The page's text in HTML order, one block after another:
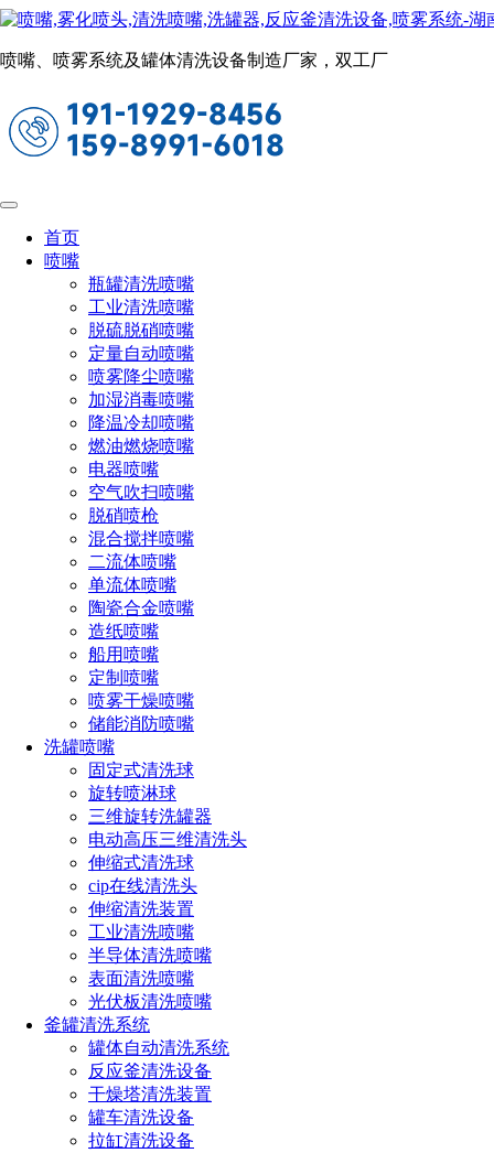
喷嘴、喷雾系统及罐体清洗设备制造厂家，双工厂
首页
喷嘴
瓶罐清洗喷嘴
工业清洗喷嘴
脱硫脱硝喷嘴
定量自动喷嘴
喷雾降尘喷嘴
加湿消毒喷嘴
降温冷却喷嘴
燃油燃烧喷嘴
电器喷嘴
空气吹扫喷嘴
脱硝喷枪
混合搅拌喷嘴
二流体喷嘴
单流体喷嘴
陶瓷合金喷嘴
造纸喷嘴
船用喷嘴
定制喷嘴
喷雾干燥喷嘴
储能消防喷嘴
洗罐喷嘴
固定式清洗球
旋转喷淋球
三维旋转洗罐器
电动高压三维清洗头
伸缩式清洗球
cip在线清洗头
伸缩清洗装置
工业清洗喷嘴
半导体清洗喷嘴
表面清洗喷嘴
光伏板清洗喷嘴
釜罐清洗系统
罐体自动清洗系统
反应釜清洗设备
干燥塔清洗装置
罐车清洗设备
拉缸清洗设备
瓶罐清洗喷嘴
最大清洗罐容器直径6米
槽罐、配液罐、CIP 罐、发酵罐、细胞培
养罐、搅拌罐、反应釜、吨桶等容器
技术参数：
制造材料：316L不锈
钢/PPS/PEEK
工作压力：4-15 bar
最高工作温度：95°
清洗周期：5-35分钟